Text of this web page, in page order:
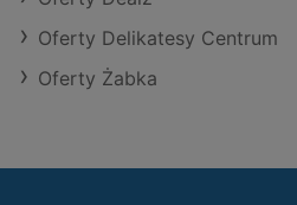
Oferty Delikatesy Centrum
Oferty Żabka